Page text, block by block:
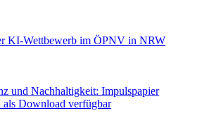
KI-Wettbewerb im ÖPNV in NRW
und Nachhaltigkeit: Impulspapier
als Download verfügbar